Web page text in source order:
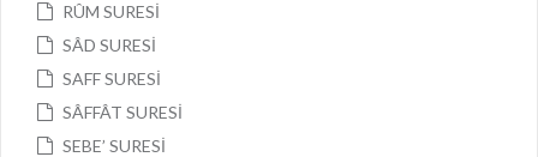
RÛM SURESİ
SÂD SURESİ
SAFF SURESİ
SÂFFÂT SURESİ
SEBE’ SURESİ